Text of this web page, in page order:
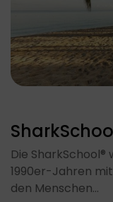
Die SharkSchool®
1990er-Jahren
den Menschen…